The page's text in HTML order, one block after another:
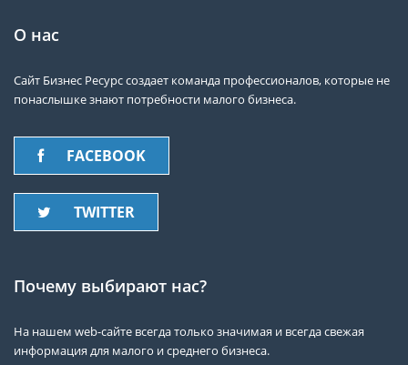
О нас
Сайт Бизнес Ресурс создает команда профессионалов, которые не
понаслышке знают потребности малого бизнеса.
FACEBOOK
TWITTER
Почему выбирают нас?
На нашем web-сайте всегда только значимая и всегда свежая
информация для малого и среднего бизнеса.